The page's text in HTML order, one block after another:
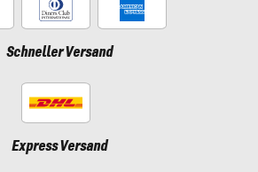
Schneller Versand
Express Versand